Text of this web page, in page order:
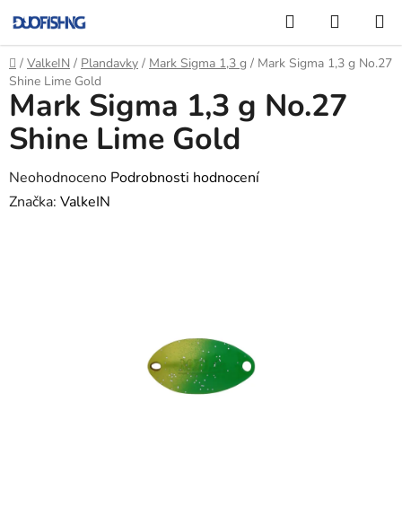
na
obsah
Hledat
KOŠÍK
Domů
/ ValkeIN / Plandavky / Mark Sigma 1,3 g / Mark Sigma 1,3 g No.27
Shine Lime Gold
Mark Sigma 1,3 g No.27
Shine Lime Gold
Průměrné
hodnocení
Neohodnoceno Podrobnosti hodnocení
Značka: ValkeIN